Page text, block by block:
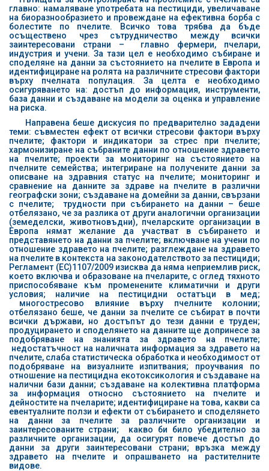
главно: намаляване употребата на пестициди, увеличаване
на биоразнообразието и провеждане на ефективна борба с
болестите по пчелите. Всичко това трябва да бъде
осъществено чрез сътрудничество между всички
заинтересовани страни – главно фермери, пчелари,
индустрия и учени. За тази цел е необходимо събиране и
споделяне на данни за състоянието на пчелите в Европа и
идентифициране на ролята на различните стресови фактори
върху пчелната популация. За целта е необходимо
осигуряването на: достъп до информация, инструменти,
база данни и създаване на модели за оценка и управление
на риска.
Направена беше дискусия по предварително зададени
теми: съвместен ефект от всички стресови фактори върху
пчелите; фактори и индикатори за стрес при пчелите;
хармонизиране на събраните данни по отношение здравето
на пчелите; проекти за мониторинг на състоянието на
пчелните семейства; интегриране на получените данни за
описване на здравния статус на пчелите; мониторинг и
сравнение на данните за здраве на пчелите в различни
географски зони; създаване на домейни за данни, свързани
с пчелите; трудности при събирането на данни – беше
отбелязано, че за разлика от други аналогични организации
(земеделски, животновъдни), пчеларските организации в
Европа нямат желание да участват в събирането и
представянето на данни за пчелите; включване на учени по
отношение здравето на пчелите; разглеждане на здравето
на пчелите в контекста на законодателството за пестициди;
Регламент (EC)1107/2009 изисква да няма неприемлив риск,
което включва и образоване на пчеларите, с оглед тяхното
приспособяване към променените климатични и други
условия; наличие на пестицидни остатъци в мед;
многостресово влияние върху пчелните колонии;
отбелязано беше, че данни за пчелите се събират в почти
всички държави, но достъпът до тези данни е труден;
продуцирането и споделянето на данните ще допринесе за
подобряване на знанията за здравето на пчелите;
недостатъчност на наличната информация за здравето на
пчелите, слаба статистическа обработка и необходимост от
подобряване на визуалните изпитвания; проучвания по
отношение на пестицидна екотоксикология и създаване на
налични бази данни; създаване на колективна платформа
за информация относно състоянието на пчелите и
дейностите на пчеларите; идентифициране на това, какви са
евентуалните ползи и ефекти от събирането и споделянето
на данни за пчелите за различните организации и
заинтересованите страни; какво би било убедително за
различните организации, да осигурят повече достъп до
данни за други заинтересовани страни; връзка между
здравето на пчелите и опрашването на растителните
видове.